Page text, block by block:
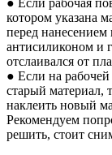
котором указана
перед нанесением
антисиликоном и
отслаивался от
● Если на
старый материал,
наклеить новый
Рекомендуем
решить, стоит